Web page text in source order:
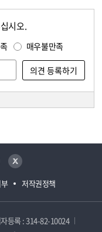
시오.
매우불만족
저작권정책
트위터
등록 : 314-82-10024